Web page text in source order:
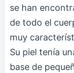
se han
de todo el
muy
Su piel tenía
base de